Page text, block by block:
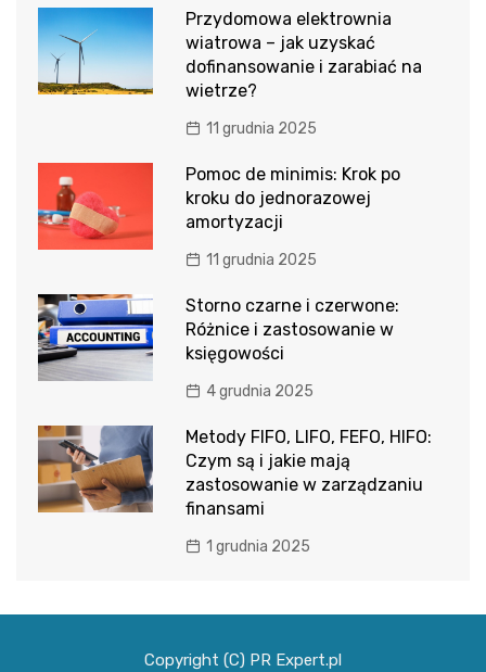
Przydomowa elektrownia
wiatrowa – jak uzyskać
dofinansowanie i zarabiać na
wietrze?
11 grudnia 2025
Pomoc de minimis: Krok po
kroku do jednorazowej
amortyzacji
11 grudnia 2025
Storno czarne i czerwone:
Różnice i zastosowanie w
księgowości
4 grudnia 2025
Metody FIFO, LIFO, FEFO, HIFO:
Czym są i jakie mają
zastosowanie w zarządzaniu
finansami
1 grudnia 2025
Copyright (C) PR Expert.pl